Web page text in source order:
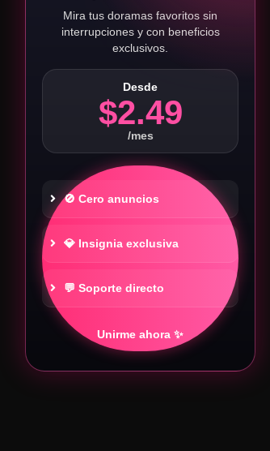
Mira tus doramas favoritos sin
interrupciones y con beneficios
exclusivos.
Desde
$2.49
/mes
🚫 Cero anuncios
💎 Insignia exclusiva
💬 Soporte directo
Unirme ahora ✨